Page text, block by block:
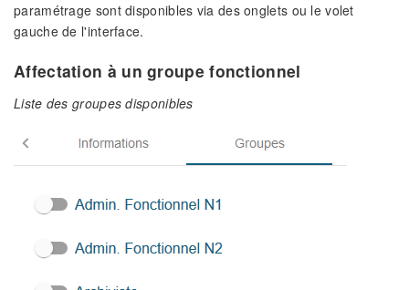
paramétrage sont disponibles via des onglets ou le volet
gauche de l'interface.
Affectation à un groupe fonctionnel
Liste des groupes disponibles